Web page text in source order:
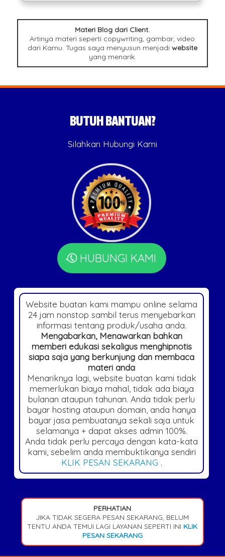
Materi Blog dari Client.
Artinya materi seperti copywriting, gambar, video
dari Kamu. Tugas saya menyusun menjadi website
yang menarik.
BUTUH BANTUAN?
Silahkan Hubungi Kami
HUBUNGI KAMI
Website buatan kami mampu online selama
24 jam nonstop sambil terus menyebarkan
informasi tentang produk/usaha anda.
Mengabarkan, Menawarkan bahkan
memberi edukasi sekaligus menghipnotis
siapa saja yang berkunjung dan membaca
materi anda
Menariknya lagi, website buatan kami tidak
memerlukan biaya mahal, tidak ada biaya
bulanan ataupun tahunan. Anda tidak perlu
bayar hosting ataupun domain, anda hanya
bayar jasa pembuatanya sekali saja untuk
selamanya + dapat akses admin 100%.
Anda tidak perlu percaya dengan kata-kata
kami, sebelim anda membuktikanya sendiri
KLIK PESAN SEKARANG .
PERHATIAN
JIKA TIDAK SEGERA PESAN SEKARANG, BELUM
TENTU ANDA TEMUI LAGI LAYANAN SEPERTI INI KLIK
PESAN SEKARANG